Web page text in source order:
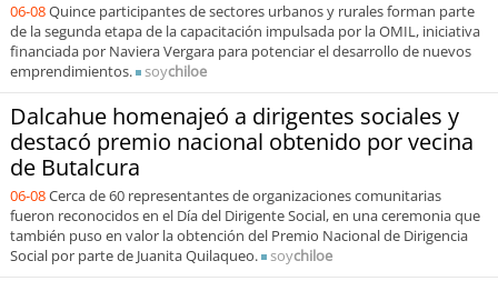
06-08Quince participantes de sectores urbanos y rurales forman parte
de la segunda etapa de la capacitación impulsada por la OMIL, iniciativa
financiada por Naviera Vergara para potenciar el desarrollo de nuevos
emprendimientos.
soychiloe
Dalcahue homenajeó a dirigentes sociales y
destacó premio nacional obtenido por vecina
de Butalcura
06-08Cerca de 60 representantes de organizaciones comunitarias
fueron reconocidos en el Día del Dirigente Social, en una ceremonia que
también puso en valor la obtención del Premio Nacional de Dirigencia
Social por parte de Juanita Quilaqueo.
soychiloe